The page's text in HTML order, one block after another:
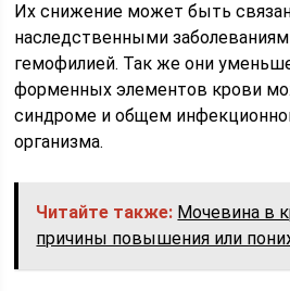
Их снижение может быть
наследственными
гемофилией. Так же они
форменных элементов крови
синдроме и общем
организма.
Читайте также: Мочевина в
причины повышения или